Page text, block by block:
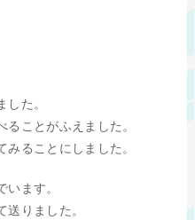
た。
ことがふえました。
ることにしました。
ます。
りました。